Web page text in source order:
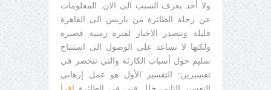
ولا أحد يعرف السبب الى الان. المعلومات
عن رحلة الطائرة من باريس الى القاهرة
قليلة وتتصدر الاخبار لفترة زمنية قصيرة
ولكنها لا تساعد على الوصول الى استنتاج
سليم حول أسباب الكارثة والتي تنحصر في
تفسيرين: التفسير الأول هو عمل إرهابي